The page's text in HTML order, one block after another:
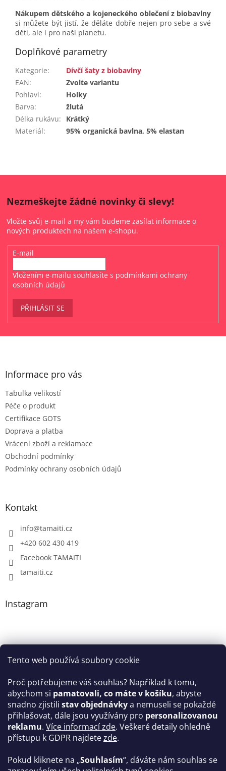
Tento web používá soubory cookie
Proč potřebujeme váš souhlas? Například k tomu,
abychom si pamatovali, co máte v košíku, abyste
snadno zjistili stav objednávkya nemuseli se pokaždé
přihlašovat, dále jsou využívány pro personalizovanou
reklamu. Více informací zde. Veškeré detaily ohledně
přístupu k GDPR najdetezde.
Pokud kliknete na „Souhlasím“, dáváte nám souhlas se
Nákupem dětského a kojeneckého oblečení z biobavlny
si můžete být jistí, že děláte dobře nejen pro sebe a své
děti, ale i pro naši planetu.
Doplňkové parametry
Kategorie:
Dívčí šaty z biobavlny
EAN:
Zvolte variantu
Pohlaví:
Holky
Barva:
žlutá
Délka rukávu:
Krátký
Materiál: 95% organická bavlna, 5% elastan
Nezmeškejte žádné novinky či slevy!
Vložte svůj e-mail a my vám budeme zasílat informace o
nových produktech na našem e-shopu.
E-mail
Vložením e-mailu souhlasíte s podmínkami ochrany
osobních údajů
PŘIHLÁSIT SE
Z
Informace pro vás
Tabulka velikostí
Péče o produkt
Certifikace GOTS
Doprava a platba
Vrácení zboží a reklamace
Obchodní podmínky
Podmínky ochrany osobních údajů
Kontakt
info@tamaiti.cz
+420 602 430 419
Facebook TAMAITI
tamaiti.cz
Instagram
Sledovat na Instagramu
Facebook